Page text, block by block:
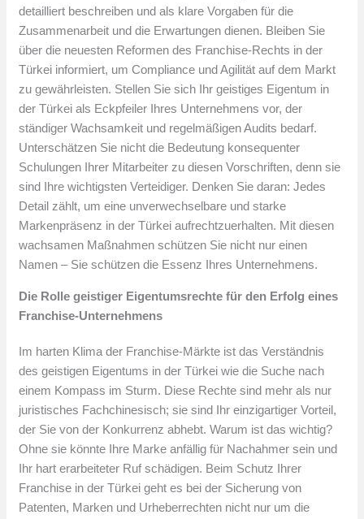
detailliert beschreiben und als klare Vorgaben für die
Zusammenarbeit und die Erwartungen dienen. Bleiben Sie
über die neuesten Reformen des Franchise-Rechts in der
Türkei informiert, um Compliance und Agilität auf dem Markt
zu gewährleisten. Stellen Sie sich Ihr geistiges Eigentum in
der Türkei als Eckpfeiler Ihres Unternehmens vor, der
ständiger Wachsamkeit und regelmäßigen Audits bedarf.
Unterschätzen Sie nicht die Bedeutung konsequenter
Schulungen Ihrer Mitarbeiter zu diesen Vorschriften, denn sie
sind Ihre wichtigsten Verteidiger. Denken Sie daran: Jedes
Detail zählt, um eine unverwechselbare und starke
Markenpräsenz in der Türkei aufrechtzuerhalten. Mit diesen
wachsamen Maßnahmen schützen Sie nicht nur einen
Namen – Sie schützen die Essenz Ihres Unternehmens.
Die Rolle geistiger Eigentumsrechte für den Erfolg eines
Franchise-Unternehmens
Im harten Klima der Franchise-Märkte ist das Verständnis
des geistigen Eigentums in der Türkei wie die Suche nach
einem Kompass im Sturm. Diese Rechte sind mehr als nur
juristisches Fachchinesisch; sie sind Ihr einzigartiger Vorteil,
der Sie von der Konkurrenz abhebt. Warum ist das wichtig?
Ohne sie könnte Ihre Marke anfällig für Nachahmer sein und
Ihr hart erarbeiteter Ruf schädigen. Beim Schutz Ihrer
Franchise in der Türkei geht es bei der Sicherung von
Patenten, Marken und Urheberrechten nicht nur um die